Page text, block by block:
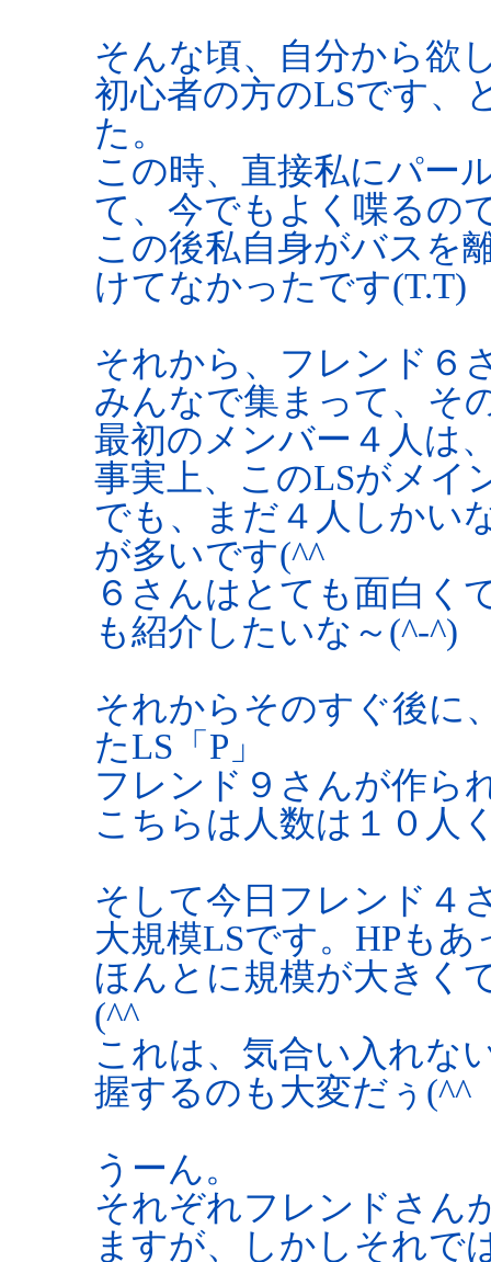
そんな頃、自分から欲
初心者の方のLSです、
た。
この時、直接私にパー
て、今でもよく喋るの
この後私自身がバスを
けてなかったです(T.T)
それから、フレンド６
みんなで集まって、そ
最初のメンバー４人は
事実上、このLSがメイ
でも、まだ４人しかい
が多いです(^^ゞ
６さんはとても面白く
も紹介したいな～(^-^)
それからそのすぐ後に
たLS「P」
フレンド９さんが作ら
こちらは人数は１０人
そして今日フレンド４
大規模LSです。HPも
ほんとに規模が大きく
(^^ゞ
これは、気合い入れ
握するのも大変だぅ(^^
うーん。
それぞれフレンドさん
ますが、しかしそれで